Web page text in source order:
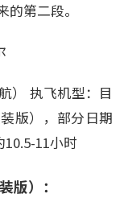
第二段。
） 执飞机型：目
版），部分日期
11小时
版）：